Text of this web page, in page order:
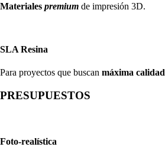
Materiales premium de impresión 3D.
SLA Resina
Para proyectos que buscan máxima calidad
PRESUPUESTOS
Foto-realística